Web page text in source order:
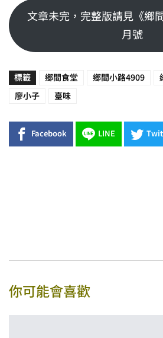
文章未完，完整版請見《鄉
月號
標籤 鄉間食堂 鄉間小路4909
廖小子 臺味
Facebook LINE
你可能會喜歡